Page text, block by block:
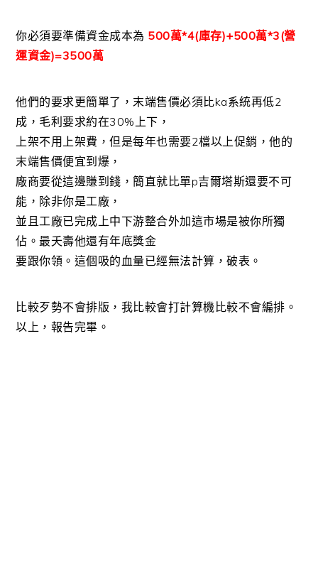
你必須要準備資金成本為 500萬*4(庫存)+500萬*3(營
運資金)=3500萬
他們的要求更簡單了，末端售價必須比ka系統再低2
成，毛利要求約在30%上下，
上架不用上架費，但是每年也需要2檔以上促銷，他的
末端售價便宜到爆，
廠商要從這邊賺到錢，簡直就比單p吉爾塔斯還要不可
能，除非你是工廠，
並且工廠已完成上中下游整合外加這市場是被你所獨
佔。最夭壽他還有年底獎金
要跟你領。這個吸的血量已經無法計算，破表。
比較歹勢不會排版，我比較會打計算機比較不會編排。
以上，報告完畢。